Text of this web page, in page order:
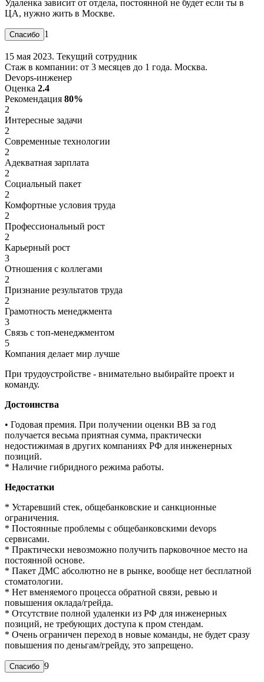
Удаленка зависит от отдела, постоянной не будет если ты в
ЦА, нужно жить в Москве.
1
15 мая 2023. Текущий сотрудник
Стаж в компании: от 3 месяцев до 1 года. Москва.
Devops-инженер
Оценка 2.4
Рекомендация 80%
2
Интересные задачи
2
Современные технологии
2
Адекватная зарплата
2
Социальный пакет
2
Комфортные условия труда
2
Профессиональный рост
2
Карьерный рост
3
Отношения с коллегами
2
Признание результатов труда
2
Грамотность менеджмента
3
Связь с топ-менеджментом
5
Компания делает мир лучше
При трудоустройстве - внимательно выбирайте проект и
команду.
Достоинства
• Годовая премия. При получении оценки BB за год
получается весьма приятная сумма, практически
недостижимая в других компаниях РФ для инженерных
позиций.
* Наличие гибридного режима работы.
Недостатки
* Устаревший стек, общебанковские и санкционные
ограничения.
* Постоянные проблемы с общебанковскими devops
сервисами.
* Практически невозможно получить парковочное место на
постоянной основе.
* Пакет ДМС абсолютно не в рынке, вообще нет бесплатной
стоматологии.
* Нет вменяемого процесса обратной связи, ревью и
повышения оклада/грейда.
* Отсутствие полной удаленки из РФ для инженерных
позиций, не требующих доступа к пром стендам.
* Очень ограничен переход в новые команды, не будет сразу
повышения по деньгам/грейду, это запрещено.
9